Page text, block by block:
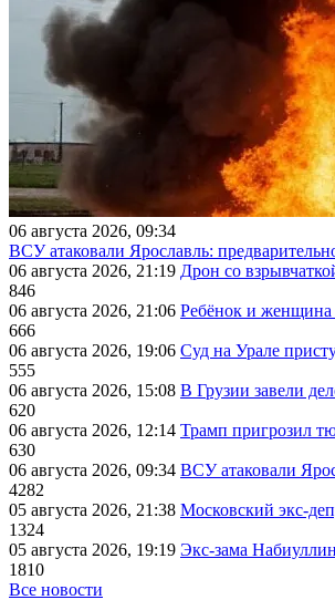
06 августа 2026, 09:34
ВСУ атаковали Ярославль:
06 августа 2026, 21:19 Дрон со
846
06 августа 2026, 21:06 Ребёнок и женщина
666
06 августа 2026, 19:06 Суд на Урале
555
06 августа 2026, 15:08 В Грузии завели
620
06 августа 2026, 12:14 Трамп пригрозил
630
06 августа 2026, 09:34 ВСУ атаковали
4282
05 августа 2026, 21:38 Московский экс-
1324
05 августа 2026, 19:19 Экс-зама
1810
Все новости